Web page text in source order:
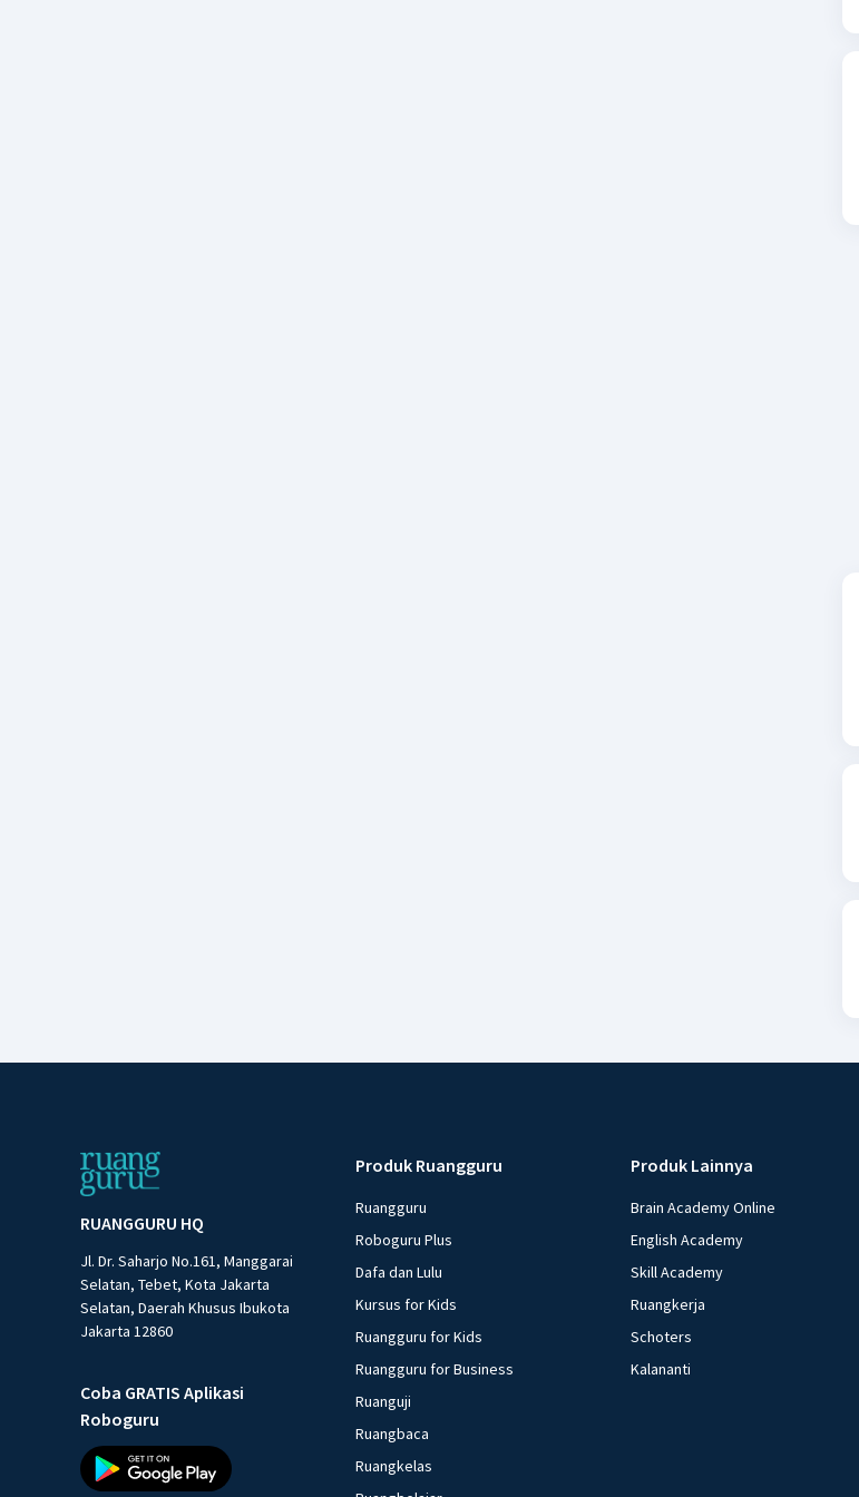
RUANGGURU HQ
Jl. Dr. Saharjo No.161, Manggarai
Selatan, Tebet, Kota Jakarta
Selatan, Daerah Khusus Ibukota
Jakarta 12860
Coba GRATIS Aplikasi
Roboguru
Produk Ruangguru
Ruangguru
Roboguru Plus
Dafa dan Lulu
Kursus for Kids
Ruangguru for Kids
Ruangguru for Business
Ruanguji
Ruangbaca
Ruangkelas
Produk Lainnya
Brain Academy Online
English Academy
Skill Academy
Ruangkerja
Schoters
Kalananti